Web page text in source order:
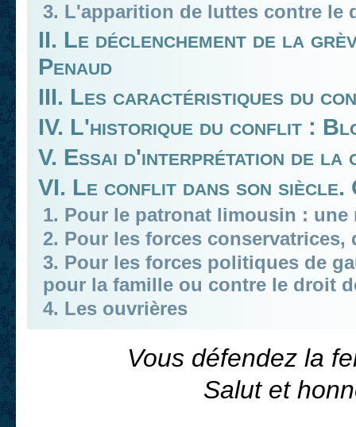
3. L'apparition de luttes contre le
II. Le déclenchement de la
Penaud
III. Les caractéristiques du
IV. L'historique du conflit :
V. Essai d'interprétation de la
VI. Le conflit dans son
1. Pour le patronat limousin :
2. Pour les forces
3. Pour les forces politiques de
pour la famille ou contre le droit
4. Les ouvrières
Vous défendez la
Salut et